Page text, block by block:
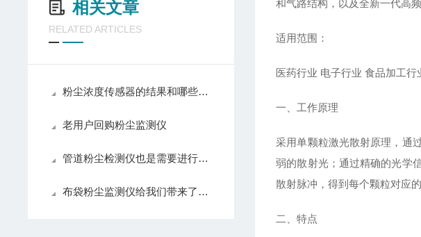
相关文章
RELATED ARTICLES
粉尘浓度传感器的结果和哪些方面有关
老用户回购粉尘监测仪
管道粉尘检测仪也是需要进行维护的
布袋粉尘监测仪给我们带来了怎样的特点呢？
和气路结构，以及全新一代高
适用范围：
医药行业 电子行业 食品加工行
一、工作原理
采用单颗粒激光散射原理，通
弱的散射光；通过精确的光学
散射脉冲，得到每个颗粒对应
二、特点